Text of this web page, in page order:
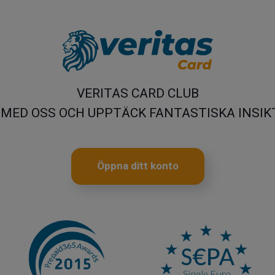
VERITAS CARD CLUB
OSS OCH UPPTÄCK FANTASTISKA
Öppna ditt konto